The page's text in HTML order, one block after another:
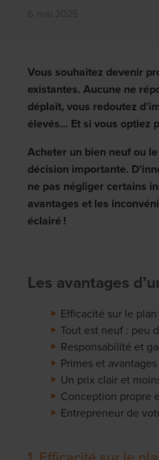
Vous souhaitez devenir
existantes. Aucune ne
déplaît, vous redoutez
élevés... Et si vous optiez
Acheter un bien neuf ou
décision importante.
ne pas négliger certains
avantages et les
éclairé !
Les avantages
Efficacité sur le
Tout est neuf : peu
Responsabilité et
Primes et
Un prix clair et
Conception propre
Entrepreneur de